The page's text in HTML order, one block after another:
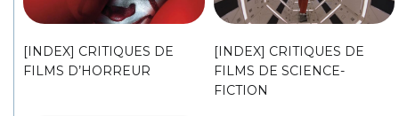
[INDEX] CRITIQUES DE
FILMS D’HORREUR
[INDEX] CRITIQUES DE
FILMS DE SCIENCE-
FICTION